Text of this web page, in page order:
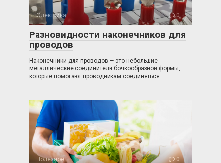
Электрика 0
Разновидности наконечников для
проводов
Наконечники для проводов — это небольшие
металлические соединители бочкообразной формы,
которые помогают проводникам соединяться
Полезное 0